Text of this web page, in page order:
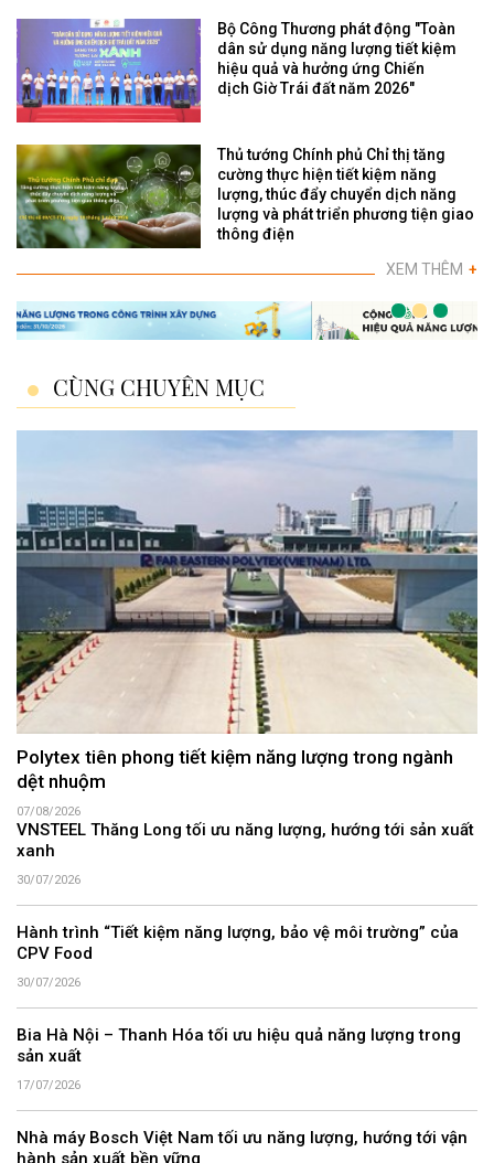
Bộ Công Thương phát động "Toàn
dân sử dụng năng lượng tiết kiệm
hiệu quả và hưởng ứng Chiến
dịch Giờ Trái đất năm 2026"
Thủ tướng Chính phủ Chỉ thị tăng
cường thực hiện tiết kiệm năng
lượng, thúc đẩy chuyển dịch năng
lượng và phát triển phương tiện giao
thông điện
XEM THÊM +
CÙNG CHUYÊN MỤC
Polytex tiên phong tiết kiệm năng lượng trong ngành
dệt nhuộm
07/08/2026
VNSTEEL Thăng Long tối ưu năng lượng, hướng tới sản xuất
xanh
30/07/2026
Hành trình “Tiết kiệm năng lượng, bảo vệ môi trường” của
CPV Food
30/07/2026
Bia Hà Nội – Thanh Hóa tối ưu hiệu quả năng lượng trong
sản xuất
17/07/2026
Nhà máy Bosch Việt Nam tối ưu năng lượng, hướng tới vận